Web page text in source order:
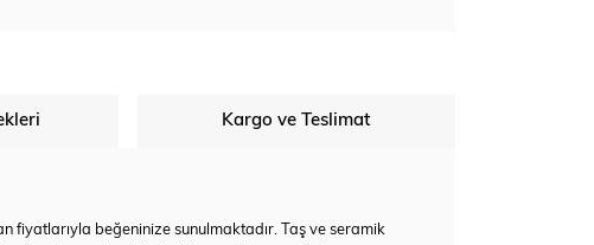
Kargo ve Teslimat
fiyatlarıyla beğeninize sunulmaktadır. Taş ve seramik